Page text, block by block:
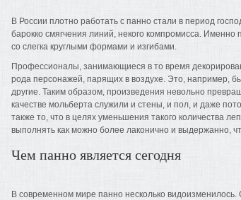
В России плотно работать с панно стали в период
барокко смягчения линий, некого компромисса.
со слегка круглыми формами и изгибами.
Профессионалы, занимающиеся в то время
рода персонажей, парящих в воздухе. Это, например,
другие. Таким образом, произведения невольно
качестве мольберта служили и стены, и пол, и даже
также то, что в целях уменьшения такого количества
выполнять как можно более лаконично и выдержанно,
Чем панно является сегодня
В современном мире панно несколько